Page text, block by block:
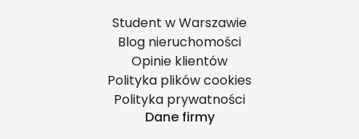
Student w Warszawie
Blog nieruchomości
Opinie klientów
Polityka plików cookies
Polityka prywatności
Dane firmy